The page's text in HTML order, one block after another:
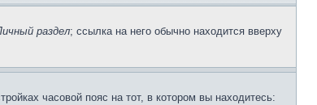
раздел; ссылка на него обычно находится вверху
часовой пояс на тот, в котором вы находитесь: